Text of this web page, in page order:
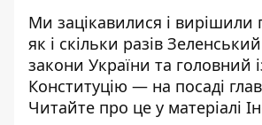
Ми зацікавилися і вирішили
як і скільки разів
закони України та головний
Конституцію — на посаді
Читайте про це у матеріалі